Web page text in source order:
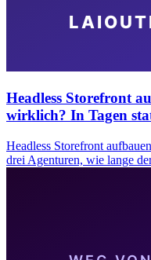
Headless Storefront
wirklich? In Tagen
Headless Storefront
drei Agenturen, wie lange